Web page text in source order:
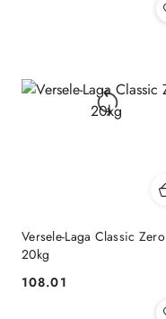
Versele-Laga Classic Zero
20kg
Cena:
108.01